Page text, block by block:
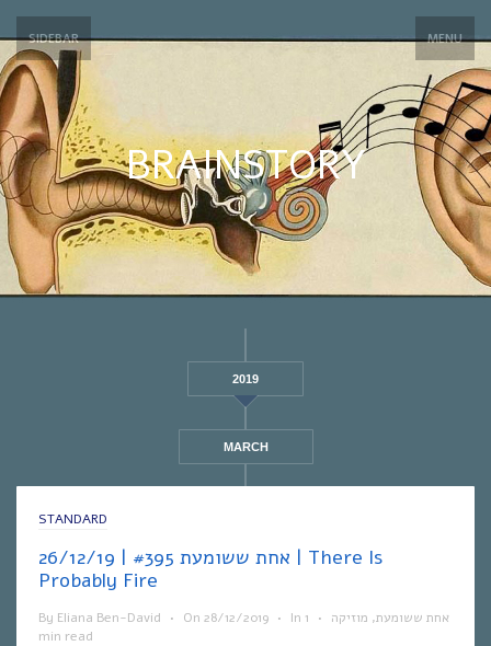
SIDEBAR MENU
BRAINSTORY
2019
MARCH
STANDARD
אחת ששומעת #395 | 26/12/19 | There Is
Probably Fire
By Eliana Ben-David • On 28/12/2019 • In אחת ששומעת, מוזיקה •
1
min read